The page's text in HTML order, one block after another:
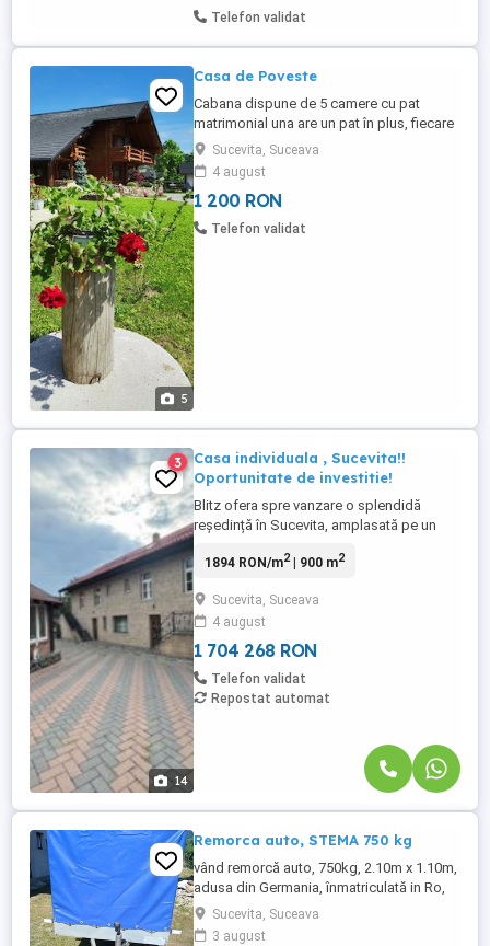
Telefon validat
5
Casa de Poveste
Cabana dispune de 5 camere cu pat
matrimonial una are un pat în plus, fiecare
cameră are baie proprie, 4 camere sunt la
etaj și fiecare are balcon o cameră este la
parter fără balcon ,in total 11 locuri de
cazare, livingul este generos cu canapea,
televizor, si masă cu scaune ,bucătăria
Sucevita, Suceava
4 august
1 200 RON
Telefon validat
14
3
Casa individuala , Sucevita!!
Oportunitate de investitie!
Blitz ofera spre vanzare o splendidă
reședință în Sucevita, amplasată pe un
Această proprietate impresionantă oferă
garantând suficient spațiu pentru
confortul și eleganța pe care v-o doriți într-
o casă de familie. ...
1894 RON/m2| 900 m2
Sucevita, Suceava
4 august
1 704 268 RON
Telefon validat
Repostat automat
Remorca auto, STEMA 750 kg
vând remorcă auto, 750kg, 2.10m x 1.10m,
adusa din Germania, înmatriculată in Ro,
cu prelata, ofer fiscal
Sucevita, Suceava
3 august